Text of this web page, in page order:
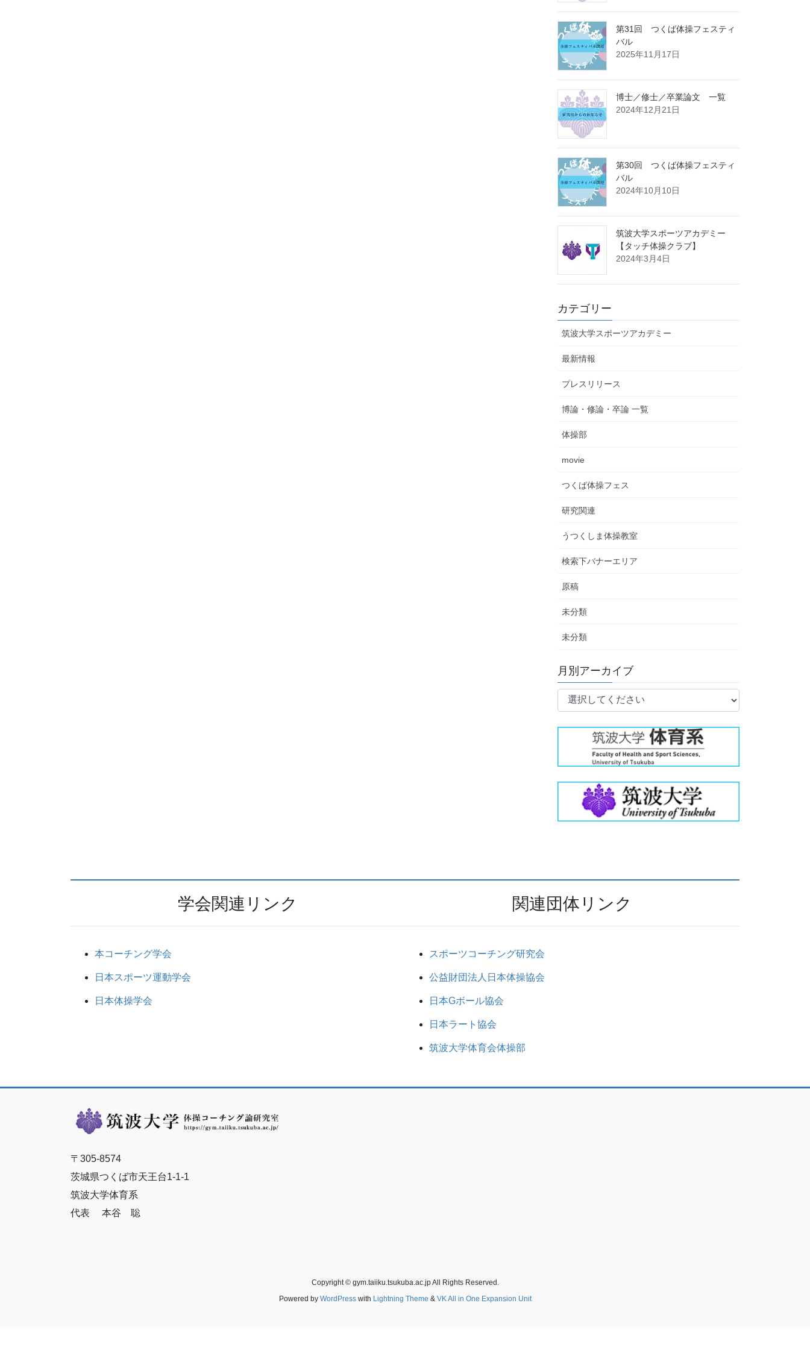
第31回 つくば体操フェスティ
バル
2025年11月17日
博士／修士／卒業論文 一覧
2024年12月21日
第30回 つくば体操フェスティ
バル
2024年10月10日
筑波大学スポーツアカデミー
【タッチ体操クラブ】
2024年3月4日
カテゴリー
筑波大学スポーツアカデミー
最新情報
プレスリリース
博論・修論・卒論 一覧
体操部
movie
つくば体操フェス
研究関連
うつくしま体操教室
検索下バナーエリア
原稿
未分類
未分類
月別アーカイブ
学会関連リンク
本コーチング学会
日本スポーツ運動学会
日本体操学会
関連団体リンク
スポーツコーチング研究会
公益財団法人日本体操協会
日本Gボール協会
日本ラート協会
筑波大学体育会体操部
〒305-8574
茨城県つくば市天王台1-1-1
筑波大学体育系
代表 本谷 聡
Copyright © gym.taiiku.tsukuba.ac.jp All Rights Reserved.
Powered by WordPresswith Lightning Theme & VK All in One Expansion Unit